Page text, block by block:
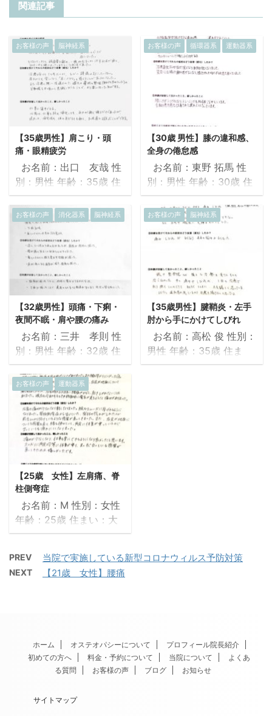
関連記事
お客様の声 脳神経系
【35歳男性】肩こり・頭
痛・眼精疲労
お名前：出口 友哉 性
別：男性 年齢：35歳 住
まい：大阪府 職業：会社
員 ①治療を受ける前の
症状 肩こり、それに伴っ
ての頭痛、眼精疲労。吐
き気を伴う頭痛が２週間
に一度くらいのペースで
起こっていた。そうなっ
てしまうと、頭痛薬を飲
み、一晩ねむるしか治す
方法が無くその日一日を
棒にふってしまうという
状況であった。 ②治療
を受けてそれらの症状は
どう改善（変化）した
か？ 治療を受けて１ヶ月
たつが、ひどい頭痛は起
こっていない。肩まわり
も楽になり「肩こってる
お客様の声 循環器系 運動器系
【30歳 男性】膝の違和感、
全身の倦怠感
お名前：東野 拓馬 性
別：男性 年齢：30歳 住
まい：大阪府 職業：理学
療法士 ①治療を受け
る前の症状 右膝蓋骨が抜
けそうな違和感。疲れが
全身の倦怠感。左肘に痺
れがある。ウエイトトレ
ーニング時にふらつきが
ある。 ②治療を受けて
それらの症状はどう改善
（変化）したか？ 治療直
後は呼吸が深くなり、身
お客様の声 消化器系 脳神経系
【32歳男性】頭痛・下痢・
夜間不眠・肩や腰の痛み
お名前：三井 孝則 性
別：男性 年齢：32歳 住
まい：大阪府 職業：会社
員 ①治療を受ける前の
症状 肩や腰の痛み 頻繁
に起こる頭痛（雨の日は
ほぼ確実に頭痛におそわ
れていた） 下痢気味 寝
ているときに何度か目を
覚ます ②治療を受けて
それらの症状はどう改善
（変化）したか？ 週に２
～３度は下痢の日があっ
たが、頻度が劇的に減っ
ほとんどなくなった 寝て
いるときに眼を覚ます回
お客様の声 脳神経系
【35歳男性】腱鞘炎・左手
肘から手にかけてしびれ
お名前：高松 俊 性別：
男性 年齢：35歳 住ま
い：大阪府 職業：公務員
なり長年の悩みがなくな
お客様の声 運動器系
【25歳 女性】左肩痛、脊
柱側弯症
お名前：M 性別：女性
年齢：25歳 住まい：大
阪府 職業：理学療法士
状 左肩こりがあり、頭痛
や首の曲げにくさがあり
が地面についていないよ
うな感覚がありました。
時代と同様に腰痛がひど
PREV 当院で実施している新型コロナウィルス予防対策
NEXT 【21歳 女性】腰痛
ホーム オステオパシーについて
プロフィール院長紹介
初めての方へ
料金・予約について 当院について
よくあ
る質問
お客様の声 ブログ お知らせ
サイトマップ